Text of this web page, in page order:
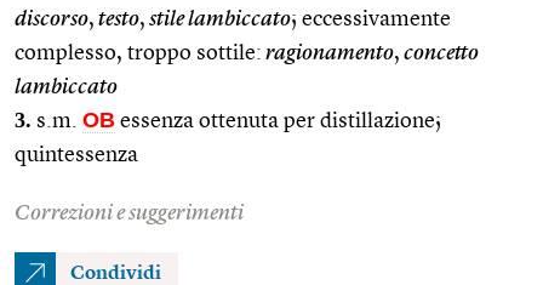
discorso, testo, stile lambiccato; eccessivamente
complesso, troppo sottile: ragionamento, concetto
lambiccato
3. s.m. OB essenza ottenuta per distillazione;
quintessenza
Correzioni e suggerimenti
Condividi